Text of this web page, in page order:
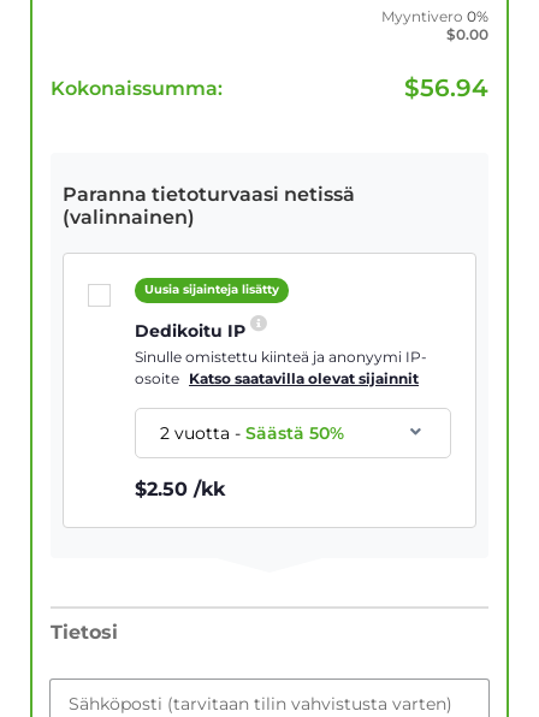
Myyntivero 0%
$0.00
Kokonaissumma: $56.94
Paranna tietoturvaasi netissä
(valinnainen)
Uusia sijainteja lisätty
Dedikoitu IP
Sinulle omistettu kiinteä ja anonyymi IP-
osoite Katso saatavilla olevat sijainnit
2 vuotta-Säästä50%
$2.50 /kk
Tietosi
Sähköposti (tarvitaan tilin vahvistusta varten)